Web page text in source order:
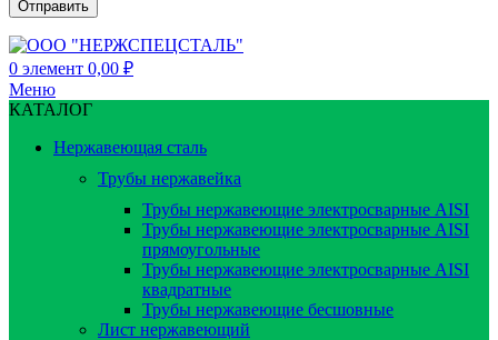
0 элемент 0,00 ₽
Меню
КАТАЛОГ
Нержавеющая сталь
Трубы нержавейка
Трубы нержавеющие электросварные AISI
Трубы нержавеющие электросварные AISI
прямоугольные
Трубы нержавеющие электросварные AISI
квадратные
Трубы нержавеющие бесшовные
Лист нержавеющий